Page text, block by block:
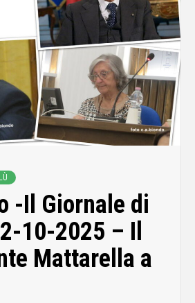
-Il Giornale di
10-2025 – Il
Mattarella a